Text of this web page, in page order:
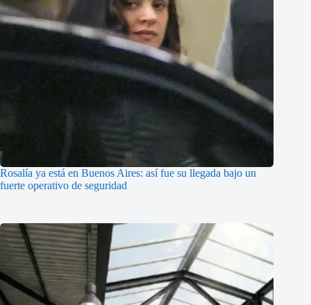
Rosalía ya está en Buenos Aires: así fue su llegada bajo un
fuerte operativo de seguridad